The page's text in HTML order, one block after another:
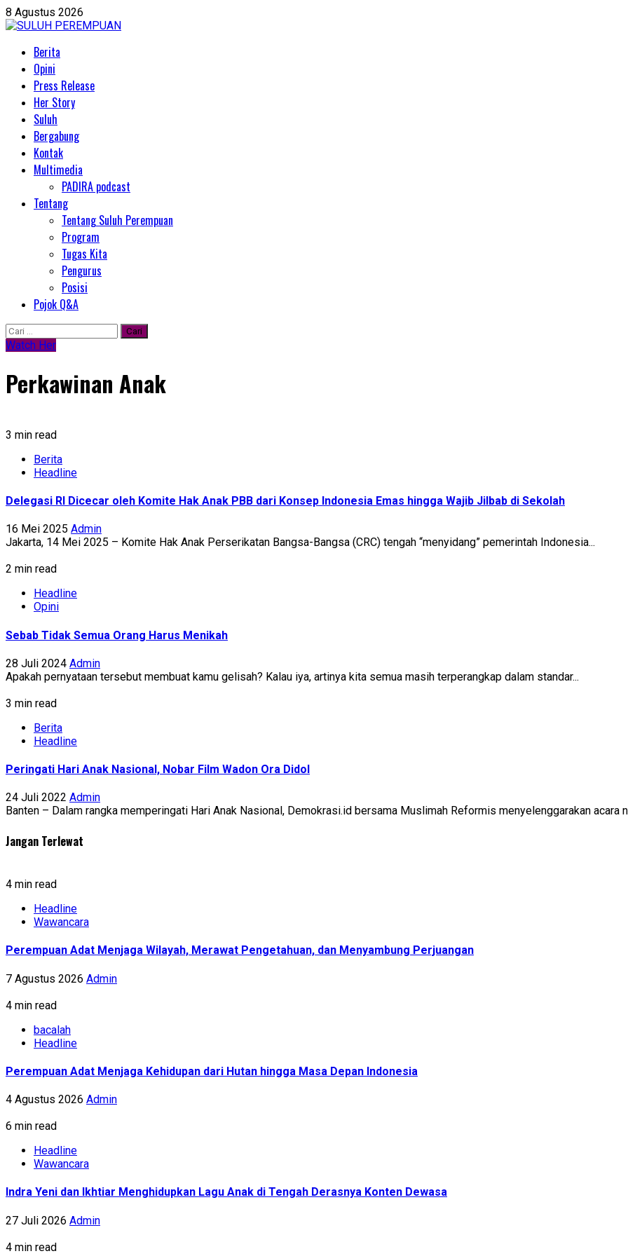
Skip
to
8 Agustus 2026
PrimaryBerita
Opini
Press Release
Her Story
Suluh
Bergabung
Kontak
Multimedia
PADIRA podcast
Tentang
Tentang Suluh Perempuan
Program
Tugas Kita
Pengurus
Posisi
Pojok Q&A
Cari
untuk:
Watch Her
Perkawinan Anak
3 min read
Berita
Headline
Delegasi RI Dicecar oleh Komite Hak Anak PBB dari Konsep Indonesia Emas hingga Wajib Jilbab di Sekolah
16 Mei 2025 Admin
Jakarta, 14 Mei 2025 – Komite Hak Anak Perserikatan Bangsa-Bangsa (CRC) tengah “menyidang” pemerintah Indonesia...
2 min read
Headline
Opini
Sebab Tidak Semua Orang Harus Menikah
28 Juli 2024 Admin
Apakah pernyataan tersebut membuat kamu gelisah? Kalau iya, artinya kita semua masih terperangkap dalam standar...
3 min read
Berita
Headline
Peringati Hari Anak Nasional, Nobar Film Wadon Ora Didol
24 Juli 2022 Admin
Banten – Dalam rangka memperingati Hari Anak Nasional, Demokrasi.id bersama Muslimah Reformis menyelenggarakan acara
Jangan Terlewat
4 min read
Headline
Wawancara
Perempuan Adat Menjaga Wilayah, Merawat Pengetahuan, dan Menyambung Perjuangan
7 Agustus 2026 Admin
4 min read
bacalah
Headline
Perempuan Adat Menjaga Kehidupan dari Hutan hingga Masa Depan Indonesia
4 Agustus 2026 Admin
6 min read
Headline
Wawancara
Indra Yeni dan Ikhtiar Menghidupkan Lagu Anak di Tengah Derasnya Konten Dewasa
27 Juli 2026 Admin
4 min read